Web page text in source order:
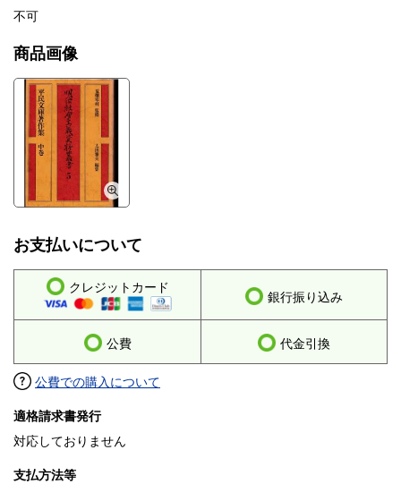
不可
商品画像
お支払いについて
クレジットカード
銀行振り込み
公費 代金引換
公費での購入について
適格請求書発行
対応しておりません
支払方法等